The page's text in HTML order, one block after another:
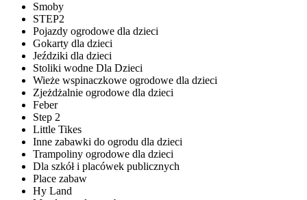
Smoby
STEP2
Pojazdy ogrodowe dla dzieci
Gokarty dla dzieci
Jeździki dla dzieci
Stoliki wodne Dla Dzieci
Wieże wspinaczkowe ogrodowe dla dzieci
Zjeżdżalnie ogrodowe dla dzieci
Feber
Step 2
Little Tikes
Inne zabawki do ogrodu dla dzieci
Trampoliny ogrodowe dla dzieci
Dla szkół i placówek publicznych
Place zabaw
Hy Land